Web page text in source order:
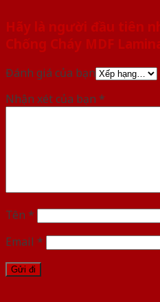
Hãy là người đầu tiên
Chống Cháy MDF
Đánh giá của bạn
Nhận xét của bạn *
Tên *
Email *